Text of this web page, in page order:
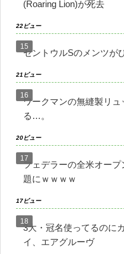
(Roaring Lion)が死去
22ビュー
セントウルSのメンツが
21ビュー
ワークマンの無縫製リ
る…。
20ビュー
フェデラーの全米オー
題にｗｗｗｗ
17ビュー
3大・冠名使ってるのに
イ、エアグルーヴ